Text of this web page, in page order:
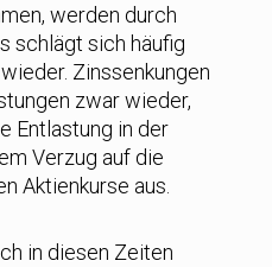
werden durch
schlägt sich häufig
Zinssenkungen
zwar wieder,
Entlastung in der
Verzug auf die
Aktienkurse aus.
in diesen Zeiten